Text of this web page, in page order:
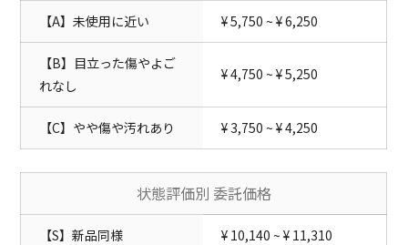
【A】未使用に近い ¥ 5,750 ~ ¥ 6,250
【B】目立った傷やよご
れなし
¥ 4,750 ~ ¥ 5,250
【C】やや傷や汚れあり ¥ 3,750 ~ ¥ 4,250
状態評価別 委託価格
【S】新品同様 ¥ 10,140 ~ ¥ 11,310